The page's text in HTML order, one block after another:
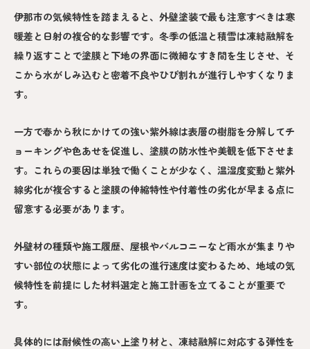
伊那市の気候特性を踏まえると、外壁塗装で最も注意すべきは寒
暖差と日射の複合的な影響です。冬季の低温と積雪は凍結融解を
繰り返すことで塗膜と下地の界面に微細なすき間を生じさせ、そ
こから水がしみ込むと密着不良やひび割れが進行しやすくなりま
す。
一方で春から秋にかけての強い紫外線は表層の樹脂を分解してチ
ョーキングや色あせを促進し、塗膜の防水性や美観を低下させま
す。これらの要因は単独で働くことが少なく、温湿度変動と紫外
線劣化が複合すると塗膜の伸縮特性や付着性の劣化が早まる点に
留意する必要があります。
外壁材の種類や施工履歴、屋根やバルコニーなど雨水が集まりや
すい部位の状態によって劣化の進行速度は変わるため、地域の気
候特性を前提にした材料選定と施工計画を立てることが重要で
す。
具体的には耐候性の高い上塗り材と、凍結融解に対応する弾性を